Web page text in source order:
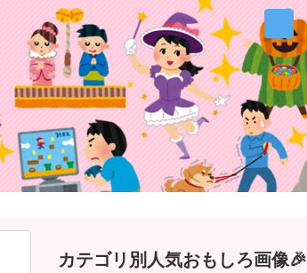
カテゴリ別人気おもしろ画像🎉